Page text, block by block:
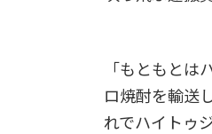
「もともと
ロ焼酎を輸送
れでハイトゥ